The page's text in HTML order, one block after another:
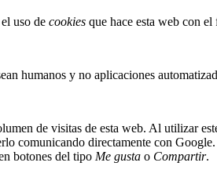
uso de cookies que hace esta web con
humanos y no aplicaciones
de visitas de esta web. Al utilizar
comunicando directamente con Google.
botones del tipo Me gusta o Compartir.